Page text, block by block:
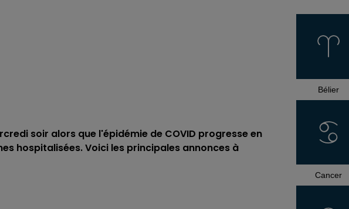
soir alors que l'épidémie de COVID progresse en
hospitalisées. Voici les principales annonces à
Bélier
Cancer